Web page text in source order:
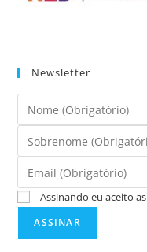
Newsletter
Assinando eu aceito